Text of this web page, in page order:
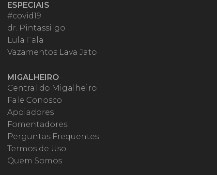
ESPECIAIS
#covid19
dr. Pintassilgo
Lula Fala
Vazamentos Lava Jato
MIGALHEIRO
Central do Migalheiro
Fale Conosco
Apoiadores
Fomentadores
Perguntas Frequentes
Termos de Uso
Quem Somos